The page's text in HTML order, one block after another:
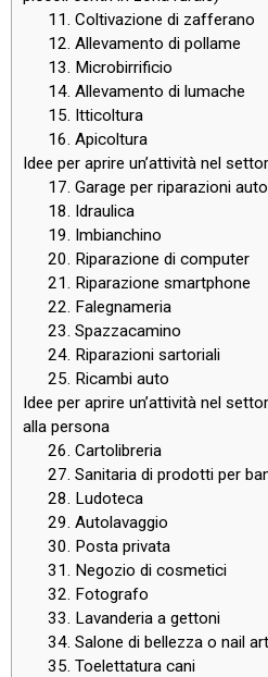
11. Coltivazione di zafferano
12. Allevamento di pollame
13. Microbirrificio
14. Allevamento di lumache
15. Itticoltura
16. Apicoltura
Idee per aprire un’attività nel
17. Garage per riparazioni auto
18. Idraulica
19. Imbianchino
20. Riparazione di computer
21. Riparazione smartphone
22. Falegnameria
23. Spazzacamino
24. Riparazioni sartoriali
25. Ricambi auto
Idee per aprire un’attività nel
alla persona
26. Cartolibreria
27. Sanitaria di prodotti per
28. Ludoteca
29. Autolavaggio
30. Posta privata
31. Negozio di cosmetici
32. Fotografo
33. Lavanderia a gettoni
34. Salone di bellezza o nail art
35. Toelettatura cani